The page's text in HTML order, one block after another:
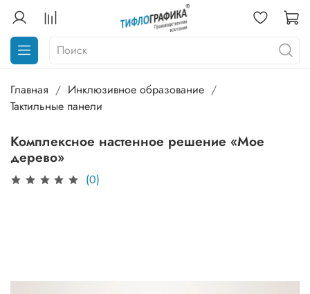
Главная
Инклюзивное образование
Тактильные панели
Комплексное настенное решение «Мое
дерево»
(0)